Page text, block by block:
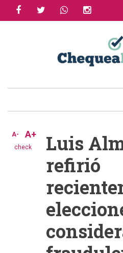
facebooktwitter whatsapp
check
A- A+
Luis
refirió